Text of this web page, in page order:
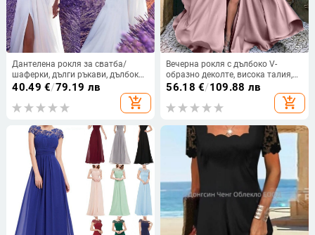
Дантелена рокля за сватба/
шаферки, дълги ръкави, дълбоко
V‑образно деколте, цепка, малък
40.49 €/79.19 лв
add_shopping_cart
Вечерна рокля с дълбоко V-
образно деколте, висока талия,
дълги ръкави, малък шлейф,
56.18 €/109.88 лв
add_shopping_cart